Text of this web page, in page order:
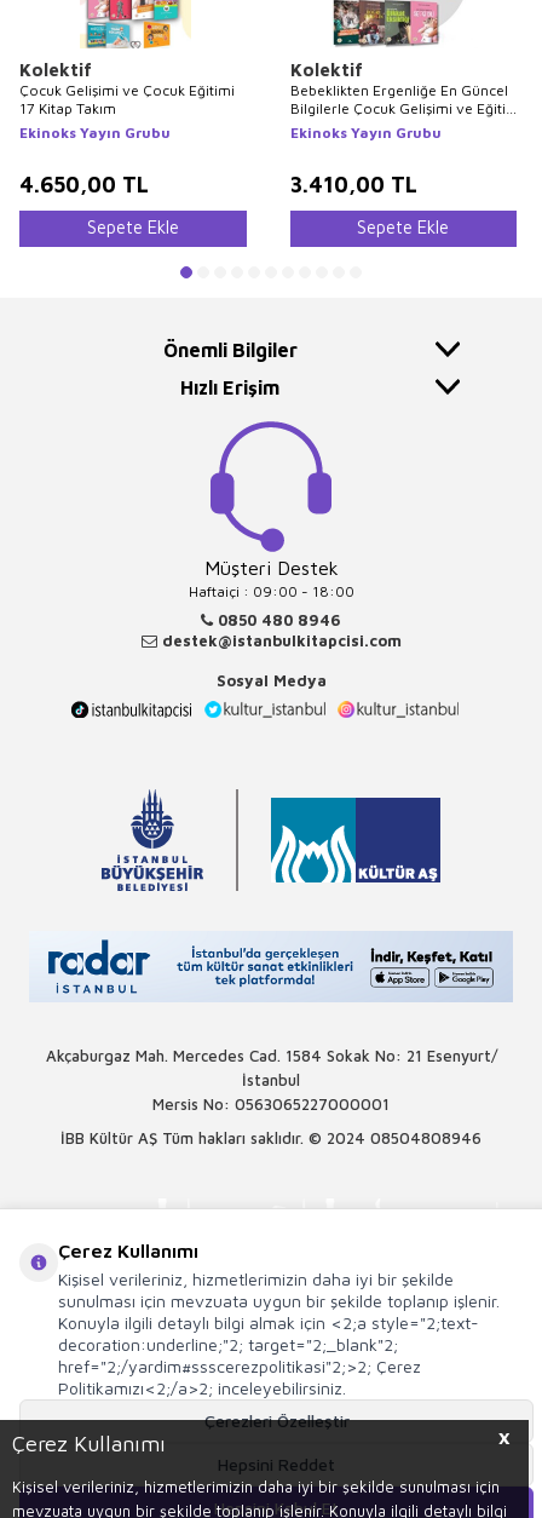
X
Çerez Kullanımı
Kişisel verileriniz, hizmetlerimizin daha iyi bir şekilde sunulması için
mevzuata uygun bir şekilde toplanıp işlenir. Konuyla ilgili detaylı bilgi
Kolektif
Çocuk Gelişimi ve Çocuk Eğitimi
17 Kitap Takım
Ekinoks Yayın Grubu
4.650,00 TL
Sepete Ekle
Kolektif
Bebeklikten Ergenliğe En Güncel
Bilgilerle Çocuk Gelişimi ve Eğitimi
Seti 12 Kitap
Ekinoks Yayın Grubu
3.410,00 TL
Sepete Ekle
Önemli Bilgiler
Hızlı Erişim
Müşteri Destek
Haftaiçi : 09:00 - 18:00
0850 480 8946
destek@istanbulkitapcisi.com
Sosyal Medya
Akçaburgaz Mah. Mercedes Cad. 1584 Sokak No: 21 Esenyurt/
İstanbul
Mersis No: 0563065227000001
İBB Kültür AŞ Tüm hakları saklıdır. © 2024 08504808946
E-TicaretSistemleriyle Hazırlanmıştır.
Çerez Kullanımı
Kişisel verileriniz, hizmetlerimizin daha iyi bir şekilde
sunulması için mevzuata uygun bir şekilde toplanıp işlenir.
Konuyla ilgili detaylı bilgi almak için <2;a style="2;text-
decoration:underline;"2; target="2;_blank"2;
href="2;/yardim#ssscerezpolitikasi"2;>2; Çerez
Politikamızı<2;/a>2; inceleyebilirsiniz.
Çerezleri Özelleştir
Hepsini Reddet
Hepsini Kabul Et